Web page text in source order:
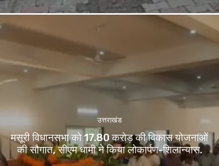
उत्तराखंड
मसूरी विधानसभा को 17.80 करोड़ की विकास योजनाओं
की सौगात, सीएम धामी ने किया लोकार्पण-शिलान्यास.